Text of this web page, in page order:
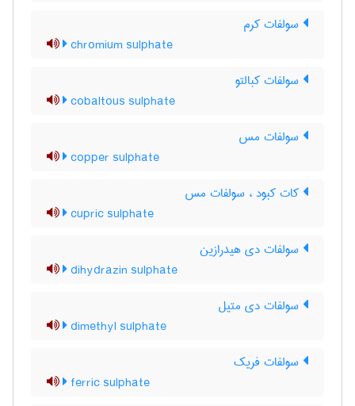
سولفات کرم
chromium sulphate
سولفات کبالتو
cobaltous sulphate
سولفات مس
copper sulphate
کات کبود ، سولفات مس
cupric sulphate
سولفات دی هیدرازین
dihydrazin sulphate
سولفات دی متیل
dimethyl sulphate
سولفات فریک
ferric sulphate